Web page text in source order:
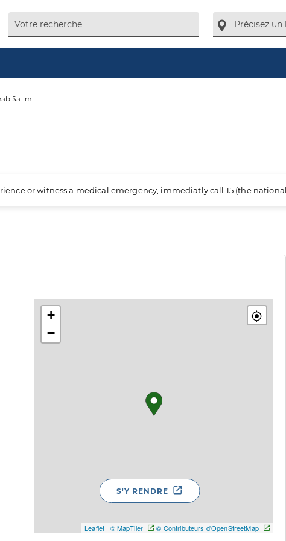
Salim
or witness a medical emergency, immediatly call 15 (the
+
−
Leaflet | © MapTiler © Contributeurs d'OpenStreetMap
S'Y RENDRE